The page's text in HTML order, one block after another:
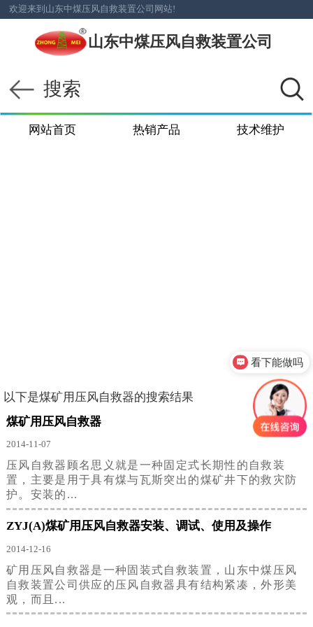
欢迎来到山东中煤压风自救装置公司网站!
山东中煤压风自救装置公司
搜索
网站首页 热销产品 技术维护
以下是煤矿用压风自救器的搜索结果
煤矿用压风自救器
2014-11-07
压风自救器顾名思义就是一种固定式长期性的自救装
置，主要是用于具有煤与瓦斯突出的煤矿井下的救灾防
护。安装的...
ZYJ(A)煤矿用压风自救器安装、调试、使用及操作
2014-12-16
矿用压风自救器是一种固装式自救装置，山东中煤压风
自救装置公司供应的压风自救器具有结构紧凑，外形美
观，而且...
看下能做吗